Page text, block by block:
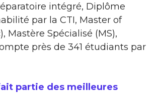
intégré, Diplôme
par la CTI, Master of
Mastère Spécialisé (MS),
près de 341 étudiants par
partie des meilleures